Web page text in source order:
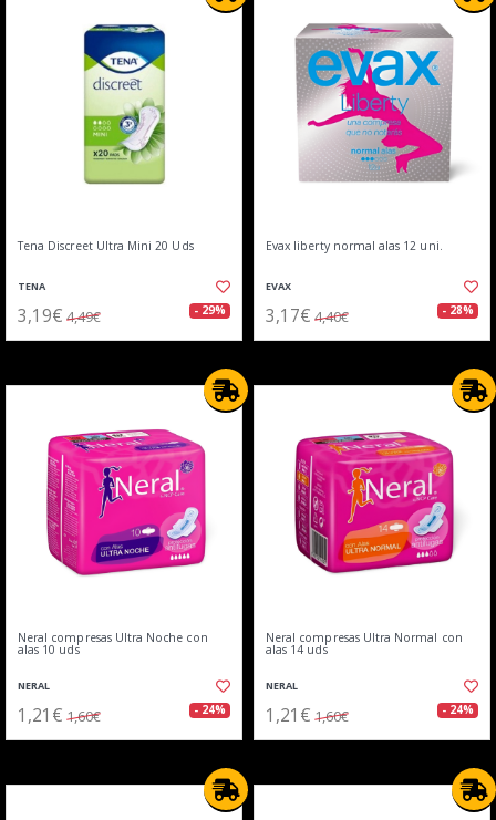
Tena Discreet Ultra Mini 20 Uds
TENA
3,19€ 4,49€ - 29%
Evax liberty normal alas 12 uni.
EVAX
3,17€ 4,40€ - 28%
Neral compresas Ultra Noche con
alas 10 uds
NERAL
1,21€ 1,60€ - 24%
Neral compresas Ultra Normal con
alas 14 uds
NERAL
1,21€ 1,60€ - 24%